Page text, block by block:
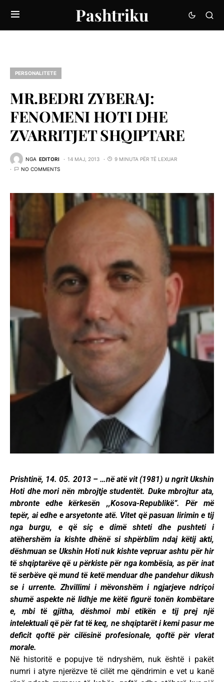
Pashtriku
PERSONALITETE
MR.BEDRI ZYBERAJ:
FENOMENI HOTI DHE
ZVARRITJET SHQIPTARE
NGA EDITORI 14 MAJ, 2013
9 MINUTA PËR TË LEXUAR
NO COMMENTS
Prishtinë, 14. 05. 2013 – …në atë vit (1981) u ngrit Ukshin
Hoti dhe mori nën mbrojtje studentët. Duke mbrojtur ata,
mbronte edhe kërkesën ,,Kosova-Republikë”. Për më
tepër, ai edhe e arsyetonte atë. Vitet që pasuan lirimin e tij
nga burgu, e që siç e dimë shteti dhe pushteti i
atëhershëm ia kishte dhënë si shpërblim ndaj këtij akti,
dëshmuan se Ukshin Hoti nuk kishte vepruar ashtu për hir
të shqiptarëve që u përkiste për nga kombësia, as për inat
të serbëve që mund të ketë menduar dhe pandehur dikush
se i urrente. Zhvillimi i mëvonshëm i ngjarjeve ndriçoi
shumë aspekte në lidhje me këtë figurë tonën kombëtare
e, mbi të gjitha, dëshmoi mbi etikën e tij prej një
intelektuali që për fat të keq, ne shqiptarët i kemi pasur me
deficit qoftë për cilësinë profesionale, qoftë për vlerat
morale.
Në historitë e popujve të ndryshëm, nuk është i pakët
numri i atyre njerëzve të cilët me qëndrimin e vet u kanë